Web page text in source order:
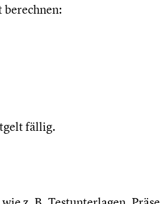
berechnen:
fällig.